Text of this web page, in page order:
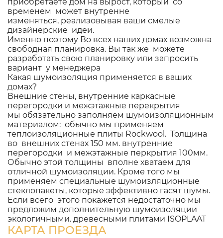
временем может внутренне
изменяться, реализовывая ваши смелые
дизайнерские идеи.
Именно поэтому Во всех наших домах возможна
свободная планировка. Вы так же можете
разработать свою планировку или запросить
вариант у менеджера
Какая шумоизоляция применяется в ваших
домах?
Внешние стены, внутренние каркасные
перегородки и межэтажные перекрытия
мы обязательно заполняем шумоизоляционным
материалом: обычно мы применяем
теплоизоляционные плиты Rockwool. Толщина
во внешних стенах 150 мм. внутренние
перегородки и межэтажные перкрытия 100мм.
Обычно этой толщины вполне хватаем для
отличной шумоизоляции. Кроме того мы
применяем специальные шумоизляционные
стеклопакеты, которые эффективно гасят шумы.
Если всего этого покажется недостаточно мы
предложим дополнительную шумоизоляции
экологичными. древесными плитами ISOPLAAT
КАРТА ПРОЕЗДА